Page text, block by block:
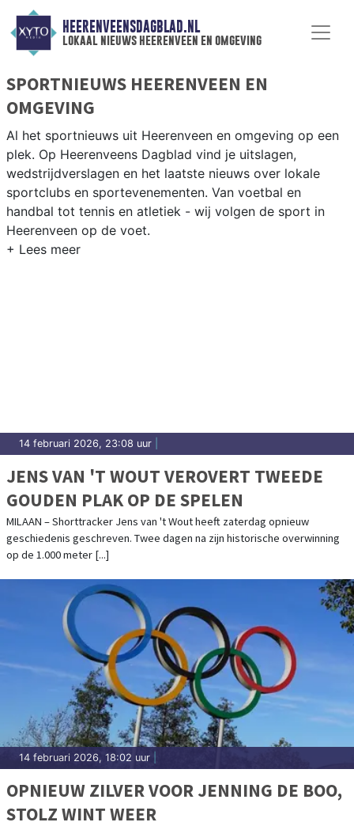
HEERENVEENSDAGBLAD.NL
lokaal nieuws heerenveen en omgeving
SPORTNIEUWS HEERENVEEN EN
OMGEVING
Al het sportnieuws uit Heerenveen en omgeving op een
plek. Op Heerenveens Dagblad vind je uitslagen,
wedstrijdverslagen en het laatste nieuws over lokale
sportclubs en sportevenementen. Van voetbal en
handbal tot tennis en atletiek - wij volgen de sport in
Heerenveen op de voet.
14 februari 2026, 23:08 uur
JENS VAN 'T WOUT VEROVERT TWEEDE
GOUDEN PLAK OP DE SPELEN
MILAAN – Shorttracker Jens van 't Wout heeft zaterdag opnieuw
geschiedenis geschreven. Twee dagen na zijn historische overwinning
op de 1.000 meter [...]
14 februari 2026, 18:02 uur
OPNIEUW ZILVER VOOR JENNING DE BOO,
STOLZ WINT WEER